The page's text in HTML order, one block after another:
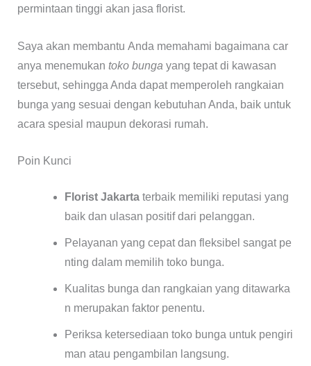
permintaan tinggi akan jasa florist.
Saya akan membantu Anda memahami bagaimana car
anya menemukan toko bunga yang tepat di kawasan
tersebut, sehingga Anda dapat memperoleh rangkaian
bunga yang sesuai dengan kebutuhan Anda, baik untuk
acara spesial maupun dekorasi rumah.
Poin Kunci
Florist Jakartaterbaik memiliki reputasi yang
baik dan ulasan positif dari pelanggan.
Pelayanan yang cepat dan fleksibel sangat pe
nting dalam memilih toko bunga.
Kualitas bunga dan rangkaian yang ditawarka
n merupakan faktor penentu.
Periksa ketersediaan toko bunga untuk pengiri
man atau pengambilan langsung.